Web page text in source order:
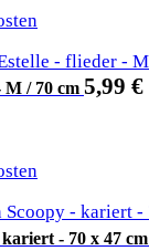
M / 70 cm 5,99 €
- 70 x 47 cm